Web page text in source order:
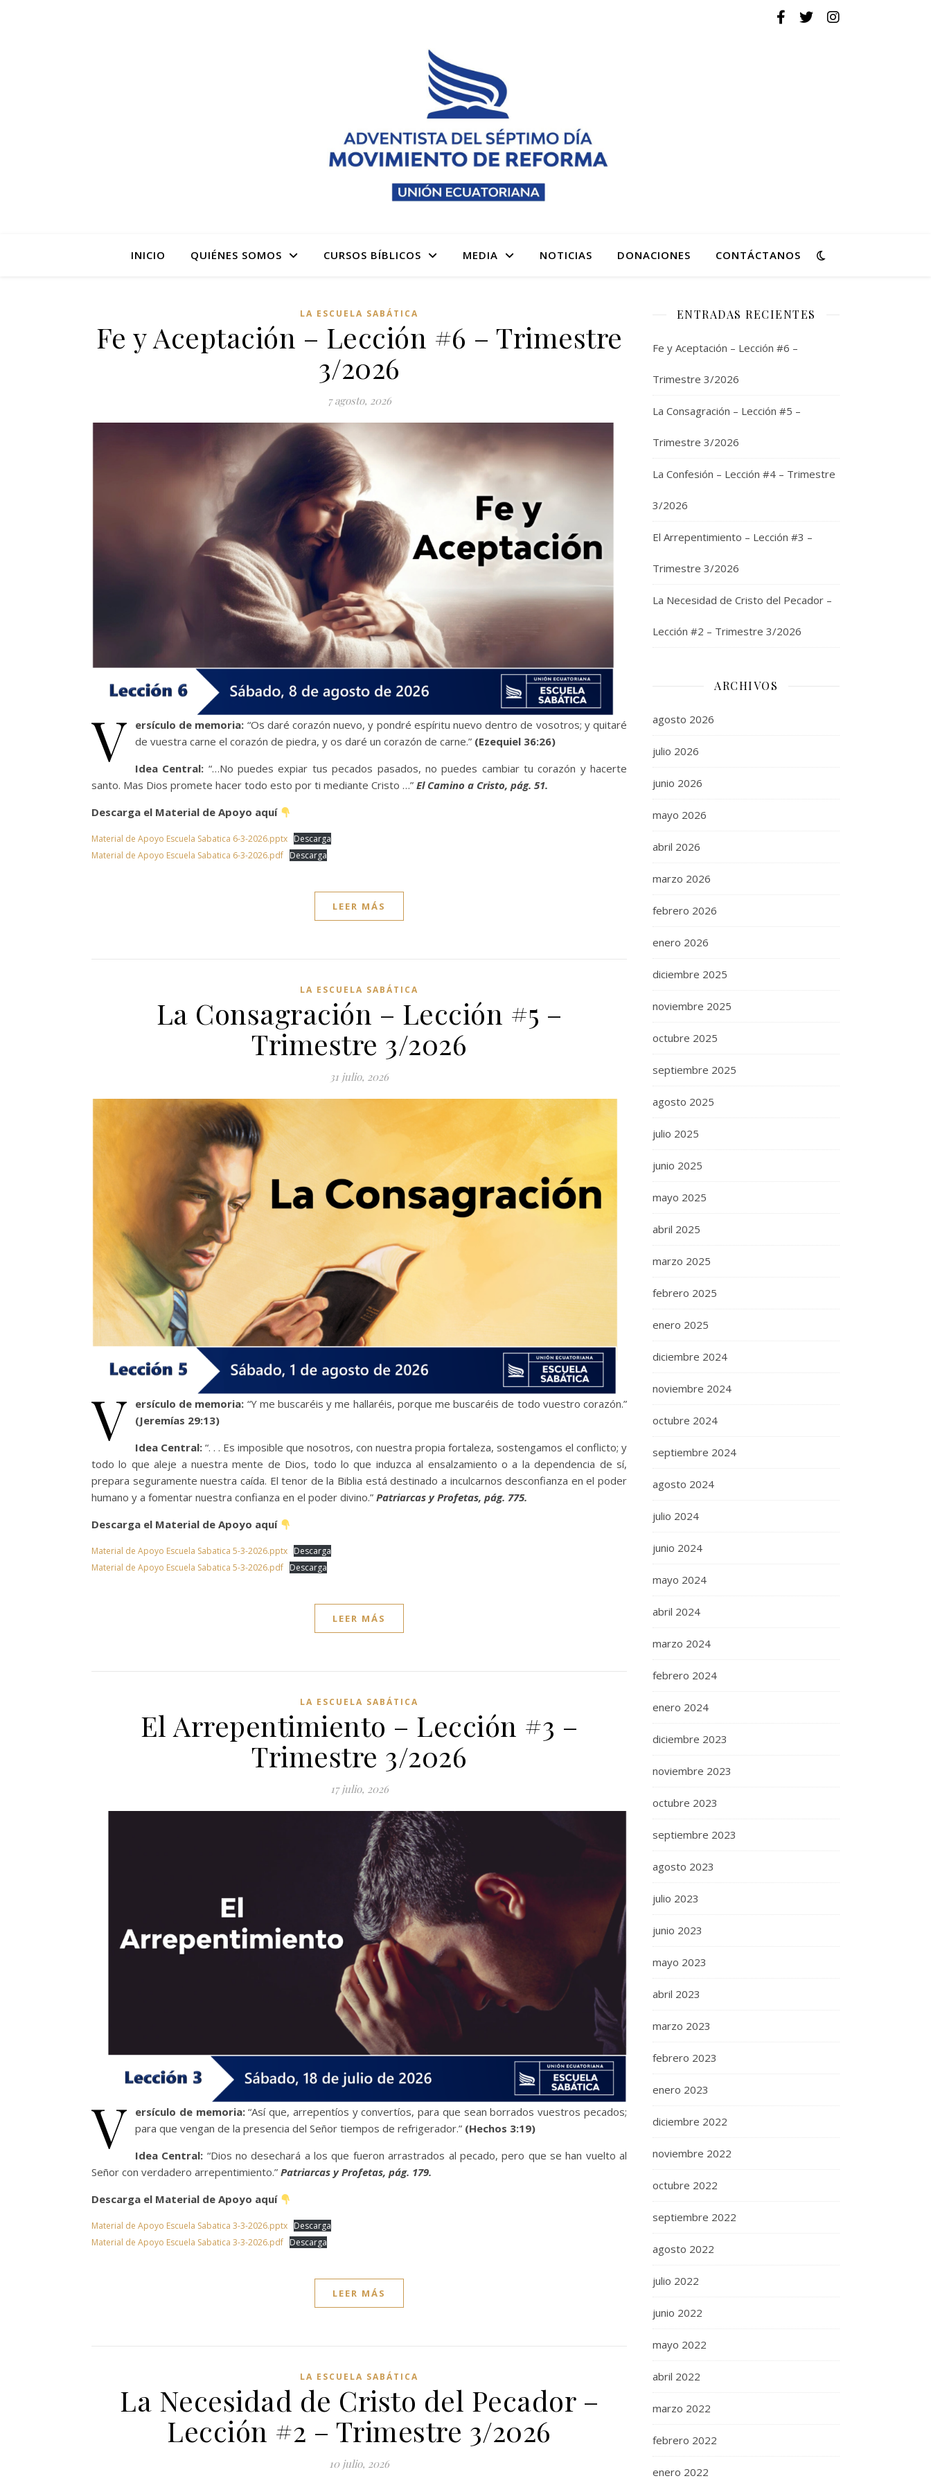
INICIO QUIÉNES SOMOS CURSOS BÍBLICOS MEDIA NOTICIAS DONACIONES CONTÁCTANOS
LA ESCUELA SABÁTICA
Fe y Aceptación – Lección #6 – Trimestre
3/2026
7 agosto, 2026
V ersículo de memoria: “Os daré corazón nuevo, y pondré espíritu nuevo dentro de vosotros; y quitaré
de vuestra carne el corazón de piedra, y os daré un corazón de carne.” (Ezequiel 36:26)
Idea Central: “…No puedes expiar tus pecados pasados, no puedes cambiar tu corazón y hacerte
santo. Mas Dios promete hacer todo esto por ti mediante Cristo …” El Camino a Cristo, pág. 51.
Descarga el Material de Apoyo aquí
Material de Apoyo Escuela Sabatica 6-3-2026.pptx Descarga
Material de Apoyo Escuela Sabatica 6-3-2026.pdf Descarga
LEER MÁS
LA ESCUELA SABÁTICA
La Consagración – Lección #5 –
Trimestre 3/2026
31 julio, 2026
V ersículo de memoria: “Y me buscaréis y me hallaréis, porque me buscaréis de todo vuestro corazón.”
(Jeremías 29:13)
Idea Central: “. . . Es imposible que nosotros, con nuestra propia fortaleza, sostengamos el conflicto; y
todo lo que aleje a nuestra mente de Dios, todo lo que induzca al ensalzamiento o a la dependencia de sí,
prepara seguramente nuestra caída. El tenor de la Biblia está destinado a inculcarnos desconfianza en el poder
humano y a fomentar nuestra confianza en el poder divino.” Patriarcas y Profetas, pág. 775.
Descarga el Material de Apoyo aquí
Material de Apoyo Escuela Sabatica 5-3-2026.pptx Descarga
Material de Apoyo Escuela Sabatica 5-3-2026.pdf Descarga
LEER MÁS
LA ESCUELA SABÁTICA
El Arrepentimiento – Lección #3 –
Trimestre 3/2026
17 julio, 2026
V ersículo de memoria:“Así que, arrepentíos y convertíos, para que sean borrados vuestros pecados;
para que vengan de la presencia del Señor tiempos de refrigerador.” (Hechos 3:19)
Idea Central: “Dios no desechará a los que fueron arrastrados al pecado, pero que se han vuelto al
Señor con verdadero arrepentimiento.” Patriarcas y Profetas, pág. 179.
Descarga el Material de Apoyo aquí
Material de Apoyo Escuela Sabatica 3-3-2026.pptx Descarga
Material de Apoyo Escuela Sabatica 3-3-2026.pdf Descarga
LEER MÁS
LA ESCUELA SABÁTICA
La Necesidad de Cristo del Pecador –
Lección #2 – Trimestre 3/2026
10 julio, 2026
ENTRADAS RECIENTES
Fe y Aceptación – Lección #6 –
Trimestre 3/2026
La Consagración – Lección #5 –
Trimestre 3/2026
La Confesión – Lección #4 – Trimestre
3/2026
El Arrepentimiento – Lección #3 –
Trimestre 3/2026
La Necesidad de Cristo del Pecador –
Lección #2 – Trimestre 3/2026
ARCHIVOS
agosto 2026
julio 2026
junio 2026
mayo 2026
abril 2026
marzo 2026
febrero 2026
enero 2026
diciembre 2025
noviembre 2025
octubre 2025
septiembre 2025
agosto 2025
julio 2025
junio 2025
mayo 2025
abril 2025
marzo 2025
febrero 2025
enero 2025
diciembre 2024
noviembre 2024
octubre 2024
septiembre 2024
agosto 2024
julio 2024
junio 2024
mayo 2024
abril 2024
marzo 2024
febrero 2024
enero 2024
diciembre 2023
noviembre 2023
octubre 2023
septiembre 2023
agosto 2023
julio 2023
junio 2023
mayo 2023
abril 2023
marzo 2023
febrero 2023
enero 2023
diciembre 2022
noviembre 2022
octubre 2022
septiembre 2022
agosto 2022
julio 2022
junio 2022
mayo 2022
abril 2022
marzo 2022
febrero 2022
enero 2022